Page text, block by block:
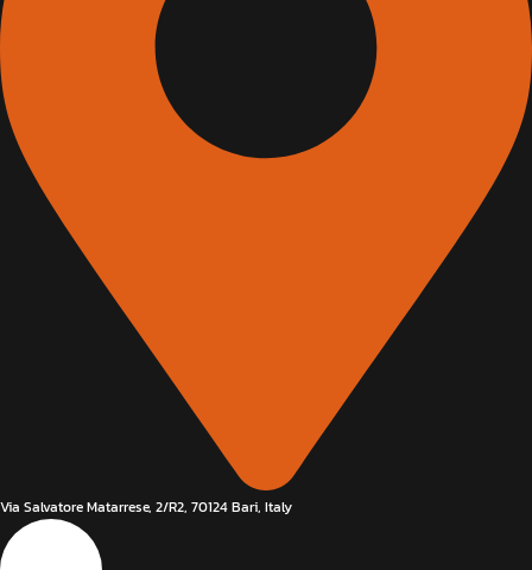
Via Salvatore Matarrese, 2/R2, 70124 Bari, Italy